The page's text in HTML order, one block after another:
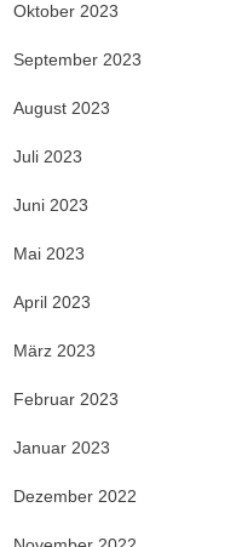
Oktober 2023
September 2023
August 2023
Juli 2023
Juni 2023
Mai 2023
April 2023
März 2023
Februar 2023
Januar 2023
Dezember 2022